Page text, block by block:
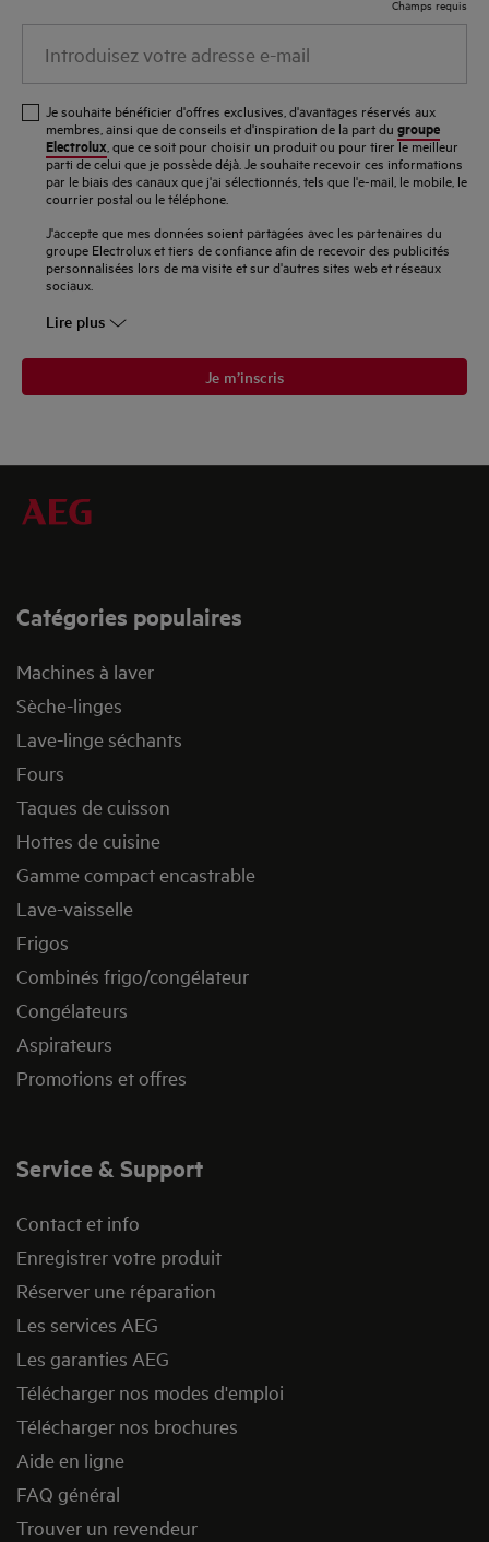
Champs requis
votre
e-
mail
Je souhaite bénéficier d'offres exclusives, d'avantages réservés aux
membres, ainsi que de conseils et d'inspiration de la part du groupe
Electrolux , que ce soit pour choisir un produit ou pour tirer le meilleur
parti de celui que je possède déjà. Je souhaite recevoir ces informations
par le biais des canaux que j'ai sélectionnés, tels que l'e-mail, le mobile, le
courrier postal ou le téléphone.
J'accepte que mes données soient partagées avec les partenaires du
groupe Electrolux et tiers de confiance afin de recevoir des publicités
personnalisées lors de ma visite et sur d'autres sites web et réseaux
sociaux.
Lire plus
Je m’inscris
Catégories populaires
Machines à laver
Sèche-linges
Lave-linge séchants
Fours
Taques de cuisson
Hottes de cuisine
Gamme compact encastrable
Lave-vaisselle
Frigos
Combinés frigo/congélateur
Congélateurs
Aspirateurs
Promotions et offres
Service & Support
Contact et info
Enregistrer votre produit
Réserver une réparation
Les services AEG
Les garanties AEG
Télécharger nos modes d'emploi
Télécharger nos brochures
Aide en ligne
FAQ général
Trouver un revendeur